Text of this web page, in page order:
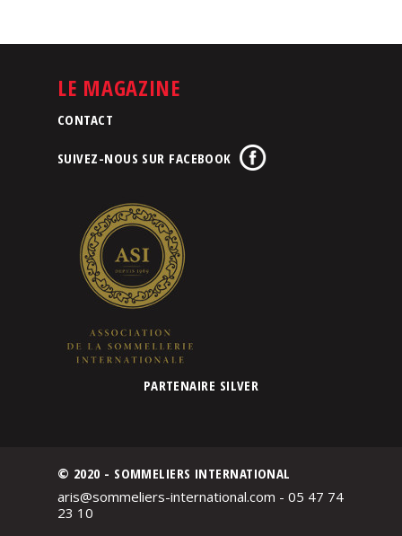
LE MAGAZINE
CONTACT
SUIVEZ-NOUS SUR FACEBOOK
PARTENAIRE SILVER
© 2020 - SOMMELIERS INTERNATIONAL
aris@sommeliers-international.com - 05 47 74
23 10